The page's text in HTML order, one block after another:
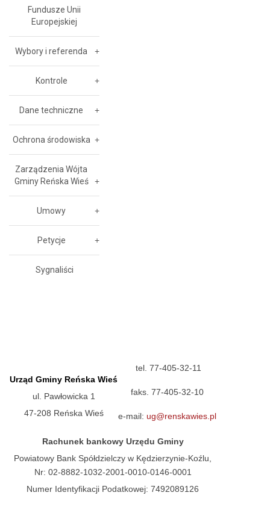
Fundusze Unii
Europejskiej
Wybory i referenda
Kontrole
Dane techniczne
Ochrona środowiska
Zarządzenia Wójta
Gminy Reńska Wieś
Umowy
Petycje
Sygnaliści
Urząd Gminy Reńska Wieś
ul. Pawłowicka 1
47-208 Reńska Wieś
tel. 77-405-32-11
faks. 77-405-32-10
e-mail: ug@renskawies.pl
Rachunek bankowy Urzędu Gminy
Powiatowy Bank Spółdzielczy w Kędzierzynie-Koźlu,
Nr: 02-8882-1032-2001-0010-0146-0001
Numer Identyfikacji Podatkowej: 7492089126